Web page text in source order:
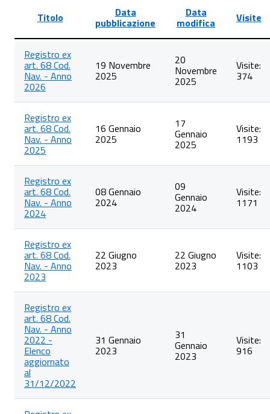
degli
articoli
nella
categoria
Iscrizione
registri
art.
68
Cod.
Nav
Titolo Data
pubblicazione
Data
modifica Visite
Registro ex
art. 68 Cod.
Nav. - Anno
2026
19 Novembre
2025
20
Novembre
2025
Visite:
374
Registro ex
art. 68 Cod.
Nav. - Anno
2025
16 Gennaio
2025
17
Gennaio
2025
Visite:
1193
Registro ex
art. 68 Cod.
Nav. - Anno
2024
08 Gennaio
2024
09
Gennaio
2024
Visite:
1171
Registro ex
art. 68 Cod.
Nav. - Anno
2023
22 Giugno
2023
22 Giugno
2023
Visite:
1103
Registro ex
art. 68 Cod.
Nav. - Anno
2022 -
Elenco
aggiornato
al
31/12/2022
31 Gennaio
2023
31
Gennaio
2023
Visite:
916